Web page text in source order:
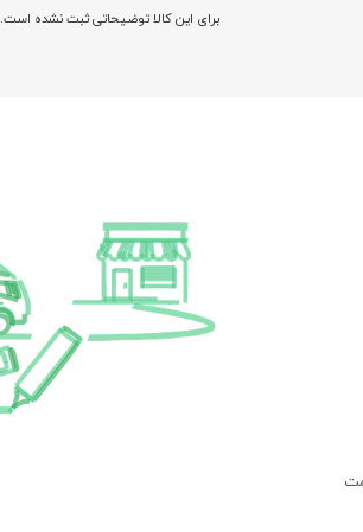
برای این کالا توضیحاتی ثبت نشده است.